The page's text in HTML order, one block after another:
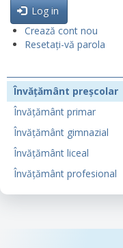
Log in
Crează cont nou
Resetați-vă parola
Învățământ preșcolar
Învățământ primar
Învățământ gimnazial
Învățământ liceal
Învățământ profesional